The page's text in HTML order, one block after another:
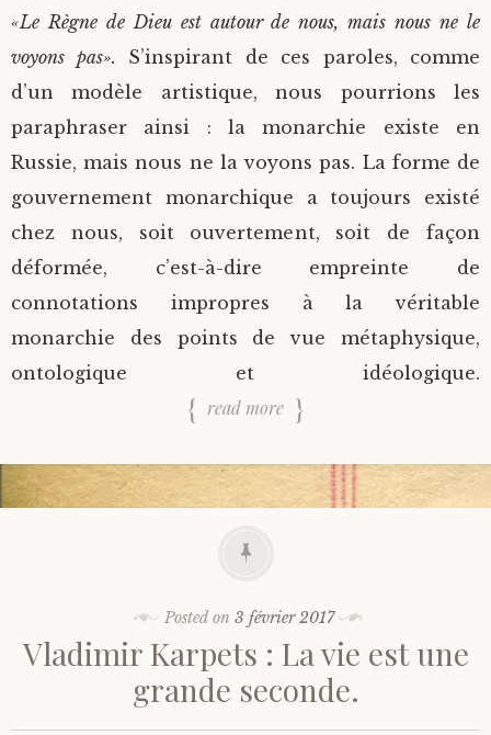
«Le Règne de Dieu est autour de nous, mais nous ne le
voyons pas». S’inspirant de ces paroles, comme
d’un modèle artistique, nous pourrions les
paraphraser ainsi : la monarchie existe en
Russie, mais nous ne la voyons pas. La forme de
gouvernement monarchique a toujours existé
chez nous, soit ouvertement, soit de façon
déformée, c’est-à-dire empreinte de
connotations impropres à la véritable
monarchie des points de vue métaphysique,
ontologique et idéologique.
read more
Posted on 3 février 2017
Vladimir Karpets : La vie est une
grande seconde.